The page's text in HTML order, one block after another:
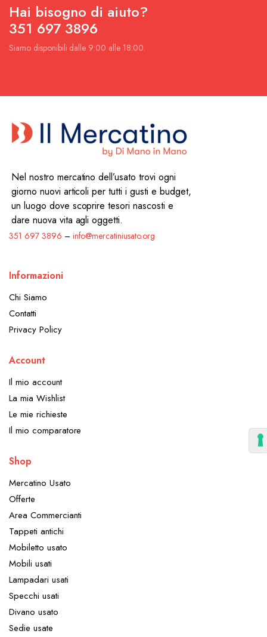
Hai bisogno di aiuto?
351 697 3896
Siamo disponibili dalle 9:00 alle 18:00.
Nel nostro mercatino dell’usato trovi ogni
giorno nuovi articoli per tutti i gusti e budget,
un luogo dove scoprire tesori nascosti e
dare nuova vita agli oggetti.
351 697 3896 – info@mercatiniusato.org
Informazioni
Chi Siamo
Contatti
Privacy Policy
Account
Il mio account
La mia Wishlist
Le mie richieste
Il mio comparatore
Shop
Mercatino Usato
Offerte
Area Commercianti
Tappeti antichi
Mobiletto usato
Mobili usati
Lampadari usati
Specchi usati
Divano usato
Sedie usate